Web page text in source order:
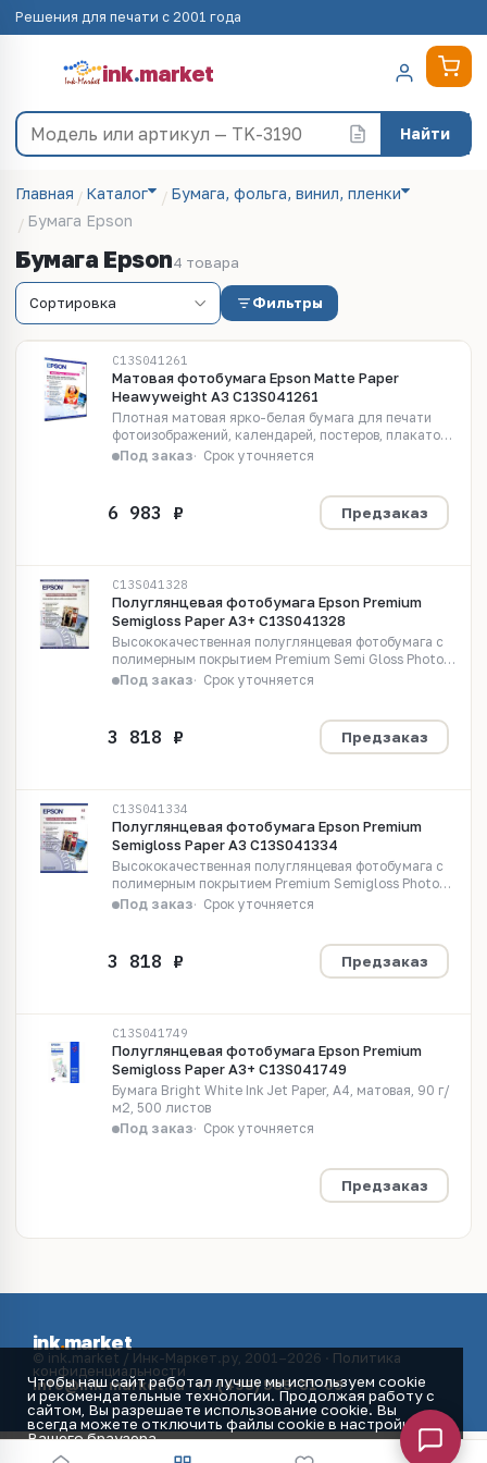
Решения для печати с 2001 года
ink.market
Найти
Главная Каталог
Бумага, фольга, винил, пленки
Бумага Epson
Бумага Epson4 товара
Фильтры
C13S041261
Матовая фотобумага Epson Matte Paper
Heawyweight A3 C13S041261
Плотная матовая ярко-белая бумага для печати
фотоизображений, календарей, постеров, плакатов,
оформительских работ. Для производства
Под заказ Срок уточняется
Предзаказ
C13S041328
Полуглянцевая фотобумага Epson Premium
Semigloss Paper A3+ C13S041328
Высококачественная полуглянцевая фотобумага с
полимерным покрытием Premium Semi Gloss Photo
Paper A3+,20 листов, 251 г/м2
Под заказ Срок уточняется
Предзаказ
C13S041334
Полуглянцевая фотобумага Epson Premium
Semigloss Paper A3 C13S041334
Высококачественная полуглянцевая фотобумага с
полимерным покрытием Premium Semigloss Photo
Paper A3,20 листов, 251 г/м2 C13S041334
Под заказ Срок уточняется
Предзаказ
C13S041749
Полуглянцевая фотобумага Epson Premium
Semigloss Paper A3+ C13S041749
Бумага Bright White Ink Jet Paper, А4, матовая, 90 г/
м2, 500 листов
Под заказ
Срок уточняется
Предзаказ
ink.market
© ink.market / Инк-Маркет.ру, 2001–2026 · Политика
конфиденциальности
info@ink-market.ru·+7 (495) 565-31-09
Чтобы наш сайт работал лучше мы используем cookie
и рекомендательные технологии. Продолжая работу с
сайтом, Вы разрешаете использование cookie. Вы
всегда можете отключить файлы cookie в настройках
Вашего браузера.
Принять